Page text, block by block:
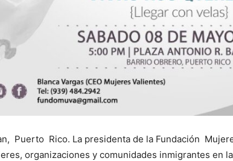
Puerto Rico. La presidenta de la Fundación
organizaciones y comunidades inmigrantes en